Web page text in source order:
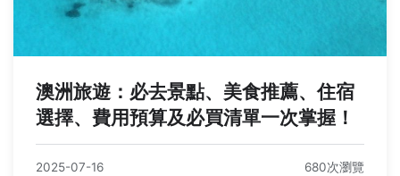
澳洲旅遊：必去景點、美食推薦、住宿
選擇、費用預算及必買清單一次掌握！
2025-07-16 680次瀏覽